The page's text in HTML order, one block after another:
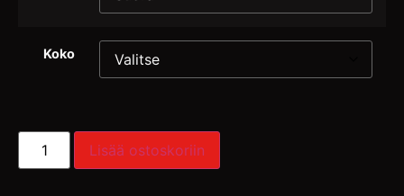
Koko
Lisää ostoskoriin